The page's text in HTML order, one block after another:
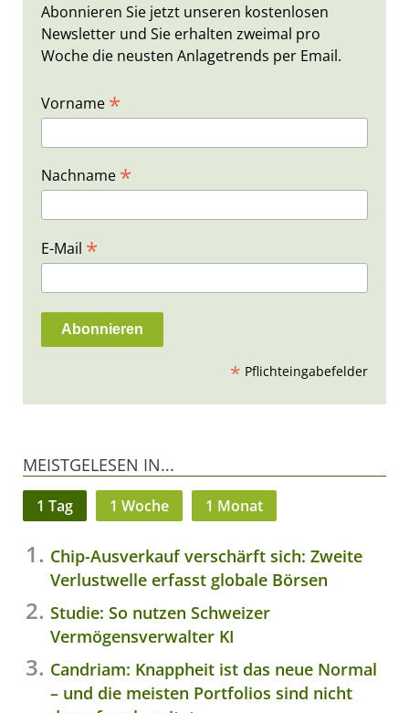
Abonnieren Sie jetzt unseren kostenlosen
Newsletter und Sie erhalten zweimal pro
Woche die neusten Anlagetrends per Email.
Vorname *
Nachname *
E-Mail *
* Pflichteingabefelder
MEISTGELESEN IN...
1 Tag 1 Woche 1 Monat
Chip-Ausverkauf verschärft sich: Zweite
Verlustwelle erfasst globale Börsen
Studie: So nutzen Schweizer
Vermögensverwalter KI
Candriam: Knappheit ist das neue Normal
– und die meisten Portfolios sind nicht